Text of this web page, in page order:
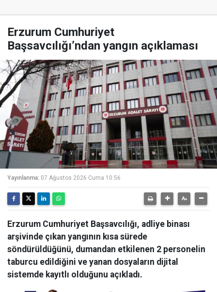
Erzurum Cumhuriyet
Başsavcılığı’ndan yangın açıklaması
Yayınlanma: 07 Ağustos 2026 Cuma 10:56
Erzurum Cumhuriyet Başsavcılığı, adliye binası
arşivinde çıkan yangının kısa sürede
söndürüldüğünü, dumandan etkilenen 2 personelin
taburcu edildiğini ve yanan dosyaların dijital
sistemde kayıtlı olduğunu açıkladı.